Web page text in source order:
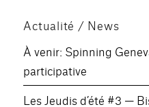
Actualité / News
À venir: Spinning
participative
Les Jeudis d’été #3 —